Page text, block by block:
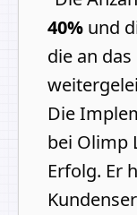
40% und
die an
Die
bei Olimp
Erfolg. Er